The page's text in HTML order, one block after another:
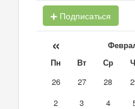
Подписаться
«
Пн Вт Ср
26
27 28
2
3 4